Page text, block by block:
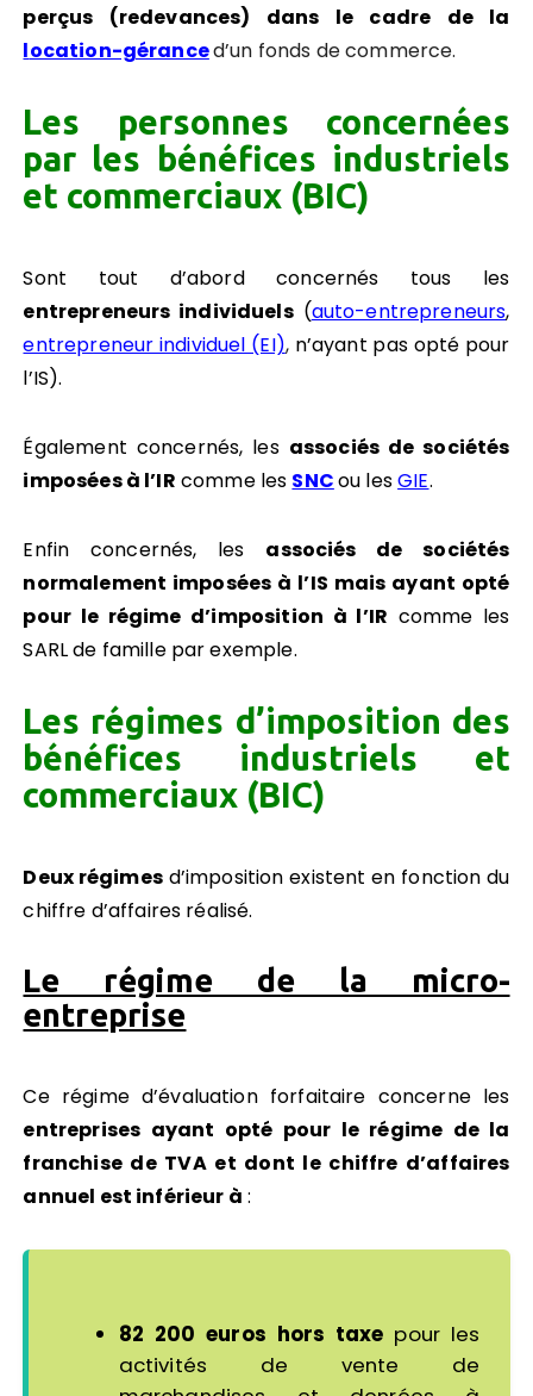
perçus (redevances) dans le cadre de la
location-géranced’un fonds de commerce.
Les personnes concernées
par les bénéfices industriels
et commerciaux (BIC)
Sont tout d’abord concernés tous les
entrepreneurs individuels(auto-entrepreneurs,
entrepreneur individuel (EI), n’ayant pas opté pour
l’IS).
Également concernés, les associés de sociétés
imposées à l’IR comme les SNCou lesGIE.
Enfin concernés, les associés de sociétés
normalement imposées à l’IS mais ayant opté
pour le régime d’imposition à l’IR comme les
SARL de famille par exemple.
Les régimes d’imposition des
bénéfices industriels et
commerciaux (BIC)
Deux régimesd’imposition existent en fonction du
chiffre d’affaires réalisé.
Le régime de la micro-
entreprise
Ce régime d’évaluation forfaitaire concerne les
entreprises ayant opté pour le régime de la
franchise de TVA et dont le chiffre d’affaires
annuel est inférieur à :
82 200 euros hors taxe pour les
activités de vente de